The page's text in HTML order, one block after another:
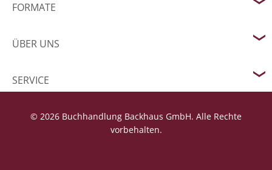
FORMATE
ÜBER UNS
SERVICE
© 2026 Buchhandlung Backhaus GmbH. Alle Rechte
vorbehalten.